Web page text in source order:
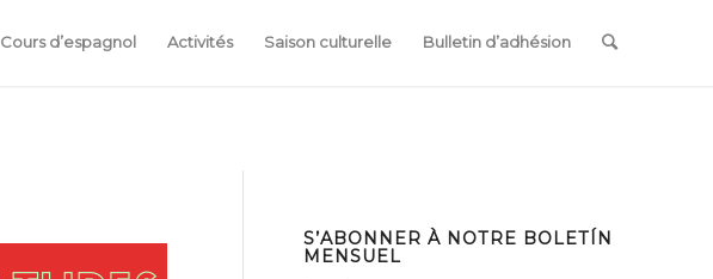
Cours d’espagnol Activités Saison culturelle Bulletin d’adhésion
S’ABONNER À NOTRE BOLETÍN
MENSUEL